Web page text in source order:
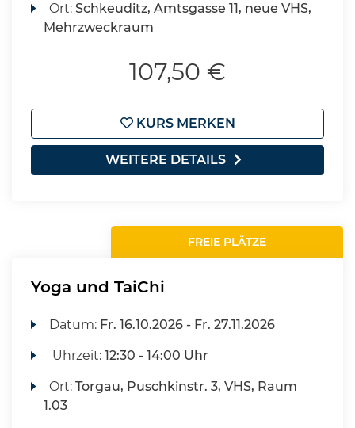
Ort:Schkeuditz, Amtsgasse 11, neue VHS,
Mehrzweckraum
107,50 €
KURS MERKEN
WEITERE DETAILS
FREIE PLÄTZE
Yoga und TaiChi
Datum: Fr. 16.10.2026 - Fr. 27.11.2026
Uhrzeit:12:30 - 14:00 Uhr
Ort:Torgau, Puschkinstr. 3, VHS, Raum
1.03